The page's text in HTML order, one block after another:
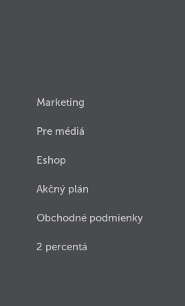
Marketing
Pre médiá
Eshop
Akčný plán
Obchodné podmienky
2 percentá